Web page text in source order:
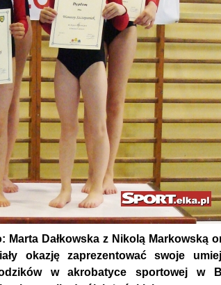
Dałkowska z Nikolą Markowską
okazję zaprezentować swoje
w akrobatyce sportowej w